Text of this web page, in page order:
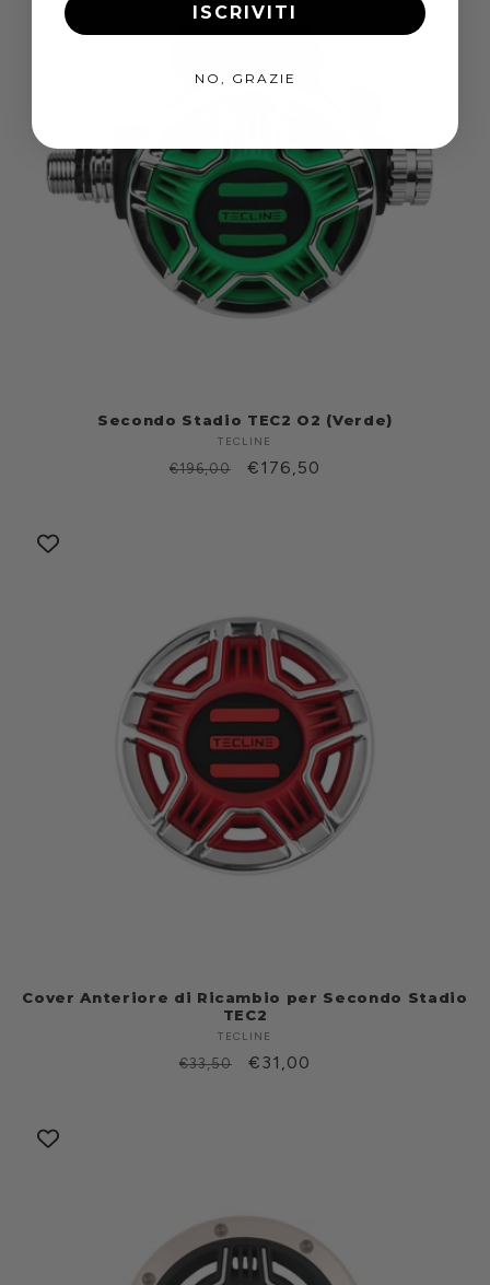
Secondo Stadio TEC2 O2 (Verde)
Produttore:
TECLINE
Prezzo
€196,00
Prezzo
€176,50
Cover Anteriore di Ricambio per Secondo Stadio
TEC2
Produttore:
TECLINE
Prezzo
€33,50
Prezzo
€31,00
ISCRIVITI
NO, GRAZIE